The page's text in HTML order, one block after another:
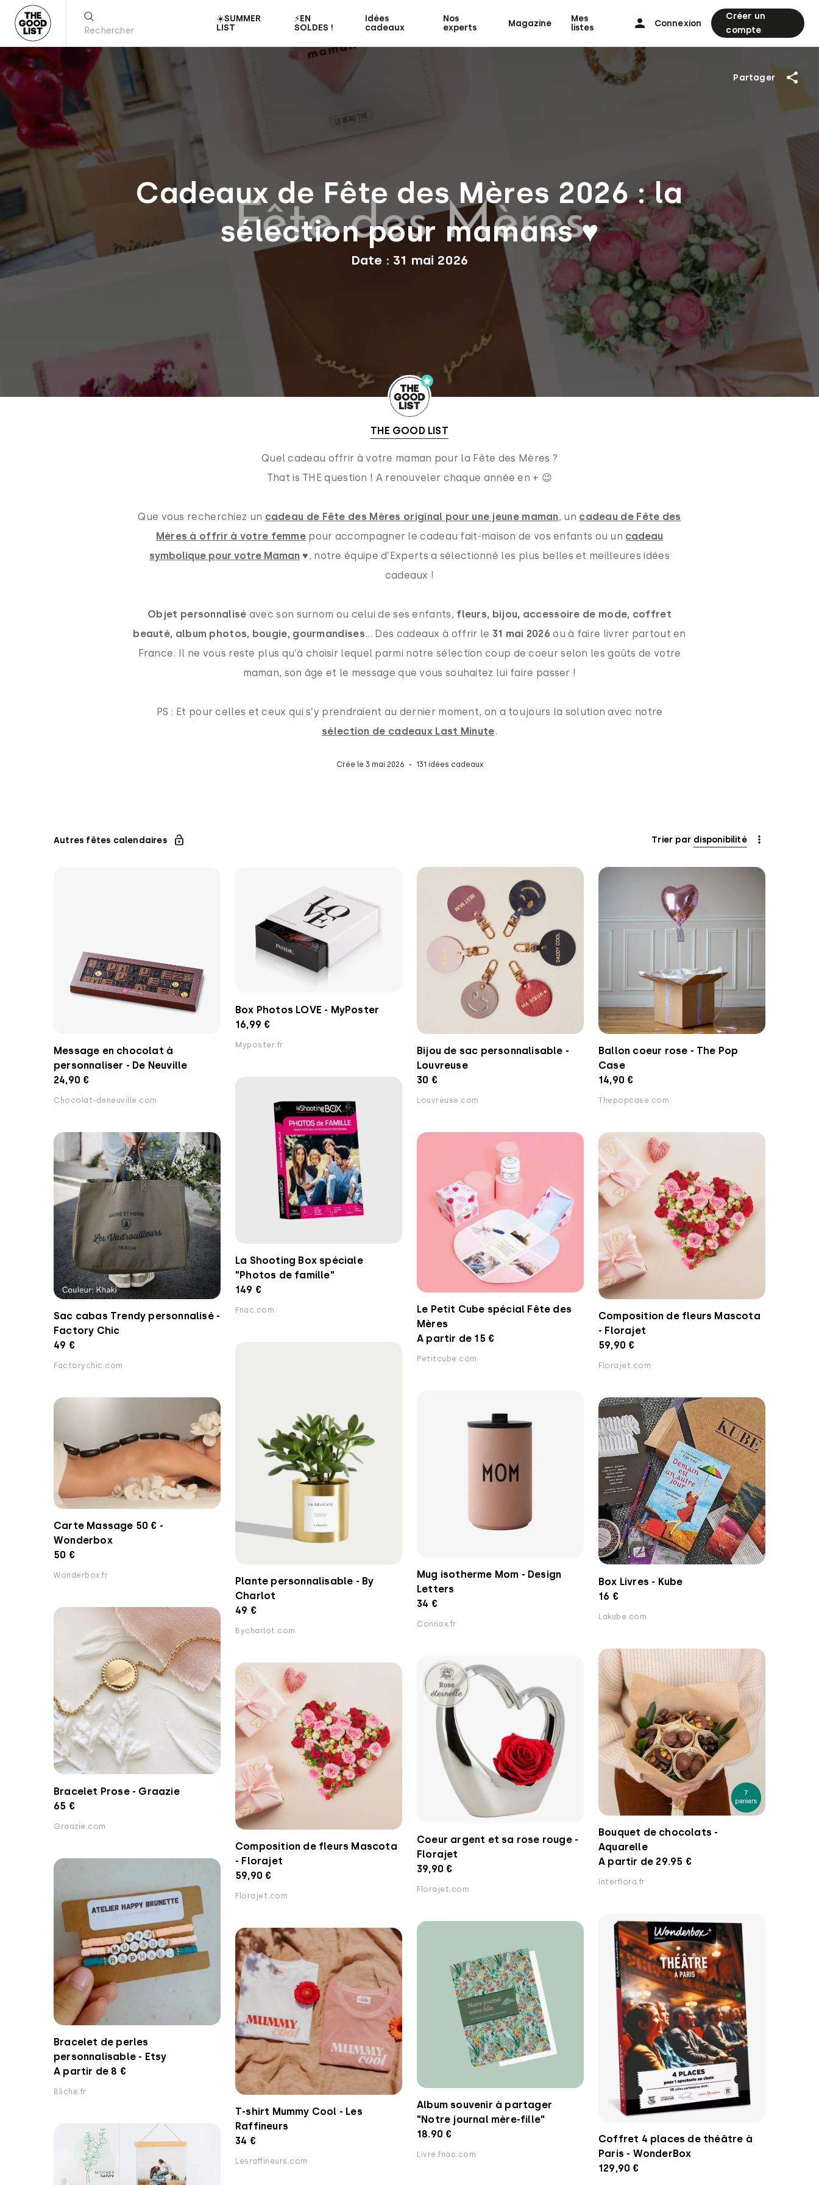
☀️SUMMER
LIST
⚡️EN
SOLDES !
Idées
cadeaux
Nos
experts
Magazine
Mes
listes
Connexion
Créer un
compte
Cadeaux de Fête des Mères 2026 : la
sélection pour mamans ♥
Date : 31 mai 2026
Partager
THE GOOD LIST
Quel cadeau offrir à votre maman pour la Fête des Mères ?
That is THE question ! A renouveler chaque année en + 😉
Que vous recherchiez un cadeau de Fête des Mères original pour une jeune maman, un cadeau de Fête des
Mères à offrir à votre femme pour accompagner le cadeau fait-maison de vos enfants ou un cadeau
symbolique pour votre Maman ♥, notre équipe d’Experts a sélectionné les plus belles et meilleures idées
cadeaux !
Objet personnalisé avec son surnom ou celui de ses enfants, fleurs, bijou, accessoire de mode, coffret
beauté, album photos, bougie, gourmandises… Des cadeaux à offrir le 31 mai 2026 ou à faire livrer partout en
France. Il ne vous reste plus qu’à choisir lequel parmi notre sélection coup de coeur selon les goûts de votre
maman, son âge et le message que vous souhaitez lui faire passer !
PS : Et pour celles et ceux qui s’y prendraient au dernier moment, on a toujours la solution avec notre
sélection de cadeaux Last Minute.
Crée le 3 mai 2026 131 idées cadeaux
Autres fêtes calendaires Trier par disponibilité
Message en chocolat à
personnaliser - De Neuville
24,90 €
Chocolat-deneuville.com
Box Photos LOVE - MyPoster
16,99 €
Myposter.fr
Bijou de sac personnalisable -
Louvreuse
30 €
Louvreuse.com
Ballon coeur rose - The Pop
Case
14,90 €
Thepopcase.com
La Shooting Box spéciale
"Photos de famille"
149 €
Fnac.com
Sac cabas Trendy personnalisé -
Factory Chic
49 €
Factorychic.com
Le Petit Cube spécial Fête des
Mères
A partir de 15 €
Petitcube.com
Composition de fleurs Mascota
- Florajet
59,90 €
Florajet.com
Plante personnalisable - By
Charlot
49 €
Bycharlot.com
Mug isotherme Mom - Design
Letters
34 €
Connox.fr
Carte Massage 50 € -
Wonderbox
50 €
Wonderbox.fr
Box Livres - Kube
16 €
Lakube.com
Bracelet Prose - Graazie
65 €
Graazie.com
Bouquet de chocolats -
Aquarelle
A partir de 29.95 €
Interflora.fr
Coeur argent et sa rose rouge -
Florajet
39,90 €
Florajet.com
Composition de fleurs Mascota
- Florajet
59,90 €
Florajet.com
Bracelet de perles
personnalisable - Etsy
A partir de 8 €
Bliche.fr
Coffret 4 places de théâtre à
Paris - WonderBox
129,90 €
Album souvenir à partager
"Notre journal mère-fille"
18.90 €
Livre.fnac.com
T-shirt Mummy Cool - Les
Raffineurs
34 €
Lesraffineurs.com